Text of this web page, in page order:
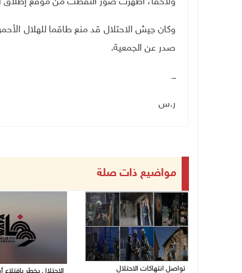
وكان جيش الاحتلال قد منع طاقما للهلال
صدر عن الجمعية.
ـــ
ر.س
مواضيع ذات صلة
تواصل انتهاكات الاحتلال الاحتلال يخطر